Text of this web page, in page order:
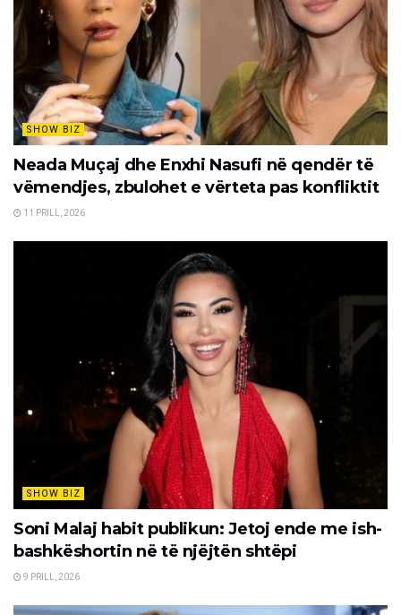
SHOW BIZ
Neada Muçaj dhe Enxhi Nasufi në qendër të
vëmendjes, zbulohet e vërteta pas konfliktit
11 PRILL, 2026
SHOW BIZ
Soni Malaj habit publikun: Jetoj ende me ish-
bashkëshortin në të njëjtën shtëpi
9 PRILL, 2026